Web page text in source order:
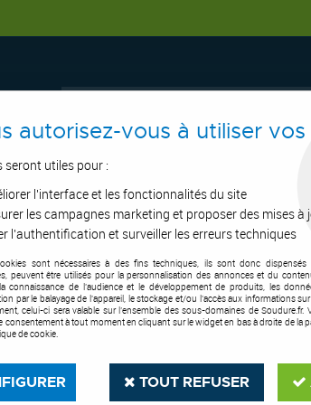
ASPIRATION OUTILS DE COUPE
kevlar Active welding
autorisez-vous à utiliser vos
seront utiles pour :
l'interface et les fonctionnalités du site
les campagnes marketing et proposer des mises
l'authentification et surveiller les erreurs techniques
sont nécessaires à des fins techniques, ils sont donc dispensés
peuvent être utilisés pour la personnalisation des annonces et du
connaissance de l'audience et le développement de produits, les
par le balayage de l'appareil, le stockage et/ou l'accès aux informations
celui-ci sera valable sur l’ensemble des sous-domaines de
consentement à tout moment en cliquant sur le widget en bas à droite de la
de cookie.
TOUT REFUSER